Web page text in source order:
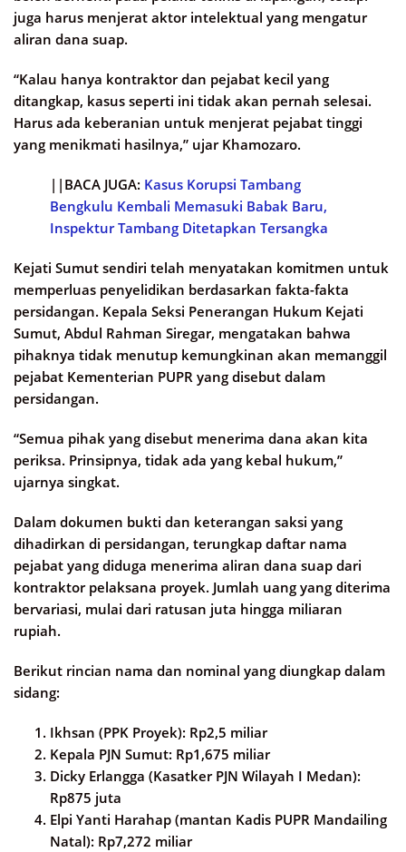
juga harus menjerat aktor intelektual yang mengatur
aliran dana suap.
“Kalau hanya kontraktor dan pejabat kecil yang
ditangkap, kasus seperti ini tidak akan pernah selesai.
Harus ada keberanian untuk menjerat pejabat tinggi
yang menikmati hasilnya,” ujar Khamozaro.
||BACA JUGA: Kasus Korupsi Tambang
Bengkulu Kembali Memasuki Babak Baru,
Inspektur Tambang Ditetapkan Tersangka
Kejati Sumut sendiri telah menyatakan komitmen untuk
memperluas penyelidikan berdasarkan fakta-fakta
persidangan. Kepala Seksi Penerangan Hukum Kejati
Sumut, Abdul Rahman Siregar, mengatakan bahwa
pihaknya tidak menutup kemungkinan akan memanggil
pejabat Kementerian PUPR yang disebut dalam
persidangan.
“Semua pihak yang disebut menerima dana akan kita
periksa. Prinsipnya, tidak ada yang kebal hukum,”
ujarnya singkat.
Dalam dokumen bukti dan keterangan saksi yang
dihadirkan di persidangan, terungkap daftar nama
pejabat yang diduga menerima aliran dana suap dari
kontraktor pelaksana proyek. Jumlah uang yang diterima
bervariasi, mulai dari ratusan juta hingga miliaran
rupiah.
Berikut rincian nama dan nominal yang diungkap dalam
sidang:
Ikhsan (PPK Proyek): Rp2,5 miliar
Kepala PJN Sumut: Rp1,675 miliar
Dicky Erlangga (Kasatker PJN Wilayah I Medan):
Rp875 juta
Elpi Yanti Harahap (mantan Kadis PUPR Mandailing
Natal): Rp7,272 miliar